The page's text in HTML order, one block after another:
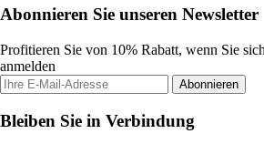
Abonnieren Sie unseren Newsletter
Profitieren Sie von 10% Rabatt, wenn Sie
anmelden
Abonnieren
Bleiben Sie in Verbindung